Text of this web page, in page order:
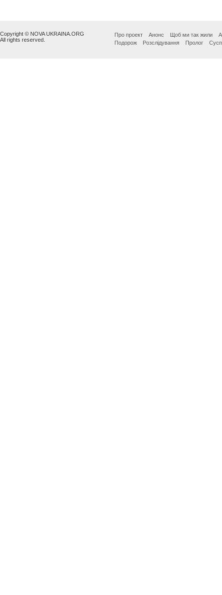
Copyright © NOVA UKRAINA.ORG
All rights reserved.
Про проект Анонс Щоб ми так жили
Подорож
Розслідування Пролог